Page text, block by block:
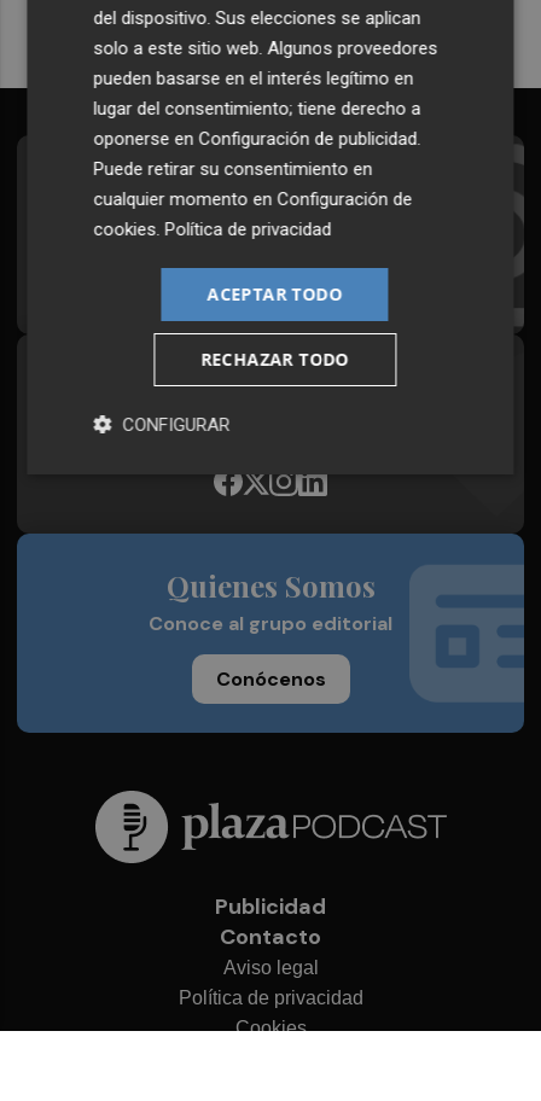
Suscríbete al Boletín
Todos los días a primera hora en tu email
Síguenos en redes
Plaza Podcast, desde cualquier medio
Quienes Somos
Conoce al grupo editorial
Conócenos
Publicidad
Contacto
Aviso legal
Política de privacidad
Cookies
del dispositivo. Sus elecciones se aplican
solo a este sitio web. Algunos proveedores
pueden basarse en el interés legítimo en
lugar del consentimiento; tiene derecho a
oponerse enConfiguración de publicidad.
Puede retirar su consentimiento en
cualquier momento enConfiguración de
cookies.Política de privacidad
ACEPTAR TODO
RECHAZAR TODO
CONFIGURAR